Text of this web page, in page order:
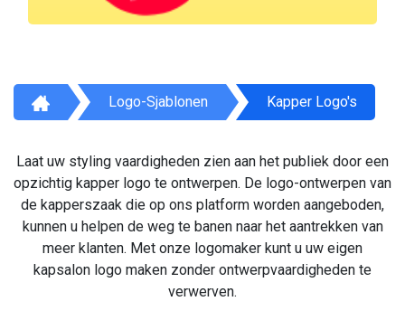
Logo-Sjablonen Kapper Logo's
Laat uw styling vaardigheden zien aan het publiek door een
opzichtig kapper logo te ontwerpen. De logo-ontwerpen van
de kapperszaak die op ons platform worden aangeboden,
kunnen u helpen de weg te banen naar het aantrekken van
meer klanten. Met onze logomaker kunt u uw eigen
kapsalon logo maken zonder ontwerpvaardigheden te
verwerven.